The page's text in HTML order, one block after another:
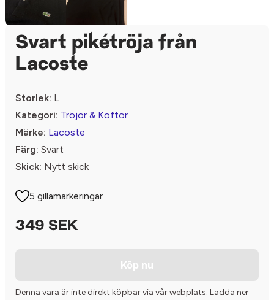
Svart pikétröja från
Lacoste
Storlek: L
Kategori: Tröjor & Koftor
Märke: Lacoste
Färg: Svart
Skick: Nytt skick
5 gillamarkeringar
349 SEK
Köp nu
Denna vara är inte direkt köpbar via vår webplats. Ladda ner